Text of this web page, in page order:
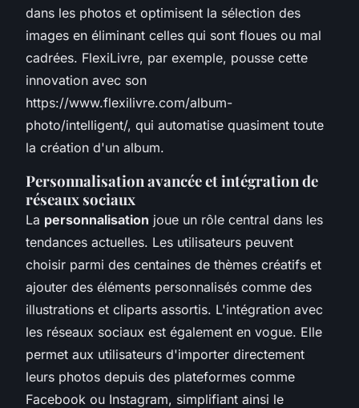
dans les photos et optimisent la sélection des
images en éliminant celles qui sont floues ou mal
cadrées. FlexiLivre, par exemple, pousse cette
innovation avec son
https://www.flexilivre.com/album-
photo/intelligent/, qui automatise quasiment toute
la création d'un album.
Personnalisation avancée et intégration de
réseaux sociaux
La personnalisation joue un rôle central dans les
tendances actuelles. Les utilisateurs peuvent
choisir parmi des centaines de thèmes créatifs et
ajouter des éléments personnalisés comme des
illustrations et cliparts assortis. L'intégration avec
les réseaux sociaux est également en vogue. Elle
permet aux utilisateurs d'importer directement
leurs photos depuis des plateformes comme
Facebook ou Instagram, simplifiant ainsi le